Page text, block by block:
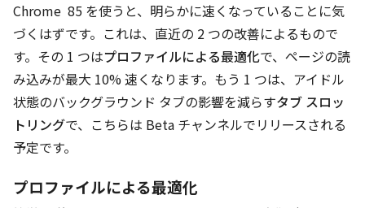
Chrome 85 を使うと、明らかに速くなっていることに気
づくはずです。これは、直近の 2 つの改善によるもので
す。その 1 つはプロファイルによる最適化で、ページの読
み込みが最大 10% 速くなります。もう 1 つは、アイドル
状態のバックグラウンド タブの影響を減らすタブ スロッ
トリングで、こちらは Beta チャンネルでリリースされる
予定です。
プロファイルによる最適化